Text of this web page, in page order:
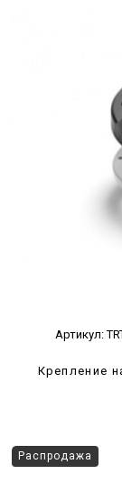
Артикул:
Крепление
Распродажа